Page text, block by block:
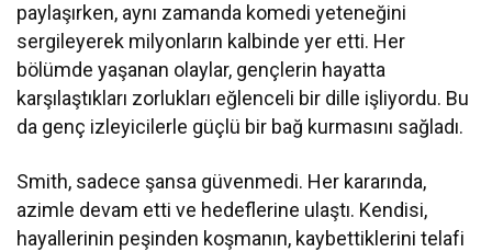
paylaşırken, aynı zamanda komedi yeteneğini
sergileyerek milyonların kalbinde yer etti. Her
bölümde yaşanan olaylar, gençlerin hayatta
karşılaştıkları zorlukları eğlenceli bir dille işliyordu. Bu
da genç izleyicilerle güçlü bir bağ kurmasını sağladı.
Smith, sadece şansa güvenmedi. Her kararında,
azimle devam etti ve hedeflerine ulaştı. Kendisi,
hayallerinin peşinden koşmanın, kaybettiklerini telafi